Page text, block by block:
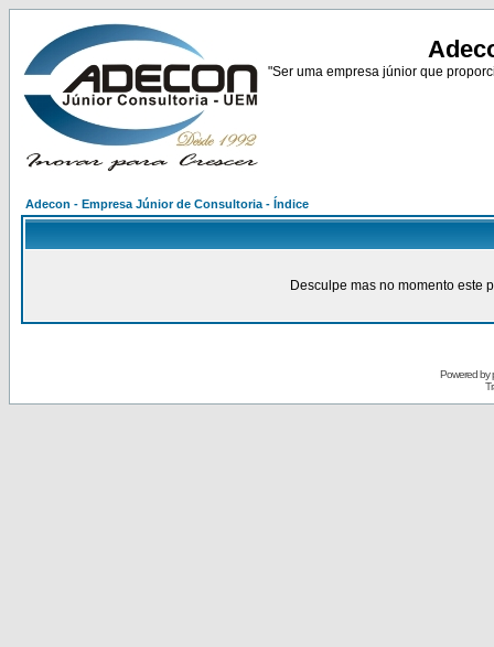
"Ser uma empresa júnior que
Adecon - Empresa Júnior de Consultoria - Índice
Desculpe mas no momento este
Powered by